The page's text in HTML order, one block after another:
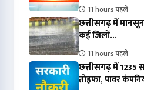
11 hours पहले
छत्तीसगढ़ में
कई जिलों...
11 hours पहले
छत्तीसगढ़ में 1235
तोहफा, पावर